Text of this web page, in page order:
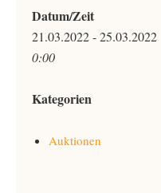
Datum/Zeit
21.03.2022 - 25.03.2022
0:00
Kategorien
Auktionen